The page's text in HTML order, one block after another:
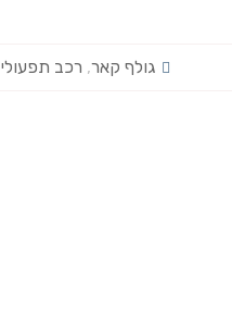
גולף קאר, רכב תפעולי